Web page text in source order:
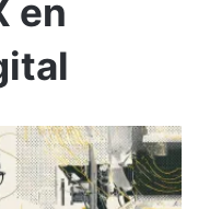
en